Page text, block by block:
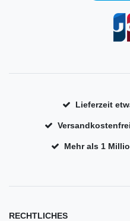
Lieferzeit
Mehr als 1
RECHTLICHES